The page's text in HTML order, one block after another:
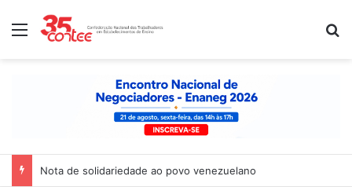
Menu
Nota de solidariedade ao povo venezuelano